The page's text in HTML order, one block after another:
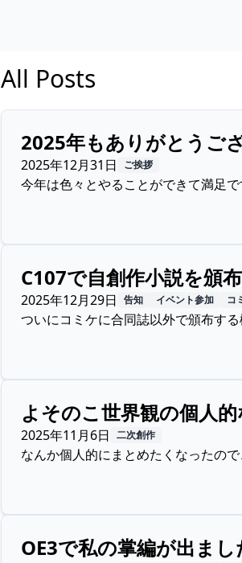
All Posts
2025年もありがとうご
2025年12月31日 ご挨拶
今年は色々とやることができて満足で
C107で自創作小説を頒
2025年12月29日 告知 イベント参加 コ
ついにコミケに合同誌以外で頒布する
よそのこ世界観の個人
2025年11月6日 二次創作
なんか個人的にまとめたくなったので
OE3で私の掌編が出まし